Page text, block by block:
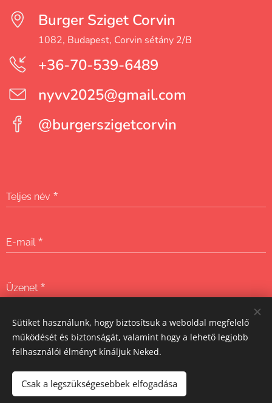
Burger Sziget Corvin
1082, Budapest, Corvin sétány 2/B
+36-70-539-6489
nyvv2025@gmail.com
@burgerszigetcorvin
Teljes név
E-mail
Üzenet
Küldés
Sütiket használunk, hogy biztosítsuk a weboldal megfelelő
működését és biztonságát, valamint hogy a lehető legjobb
felhasználói élményt kínáljuk Neked.
Csak a legszükségesebbek elfogadása